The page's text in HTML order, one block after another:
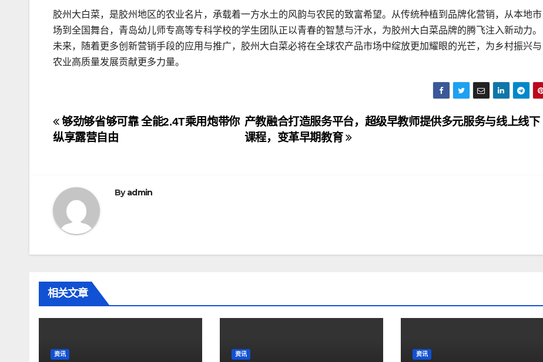
胶州大白菜，是胶州地区的农业名片，承载着一方水土的风韵与农民的致富希望。从传统种植到品牌化营销，从本地市
场到全国舞台，青岛幼儿师专高等专科学校的学生团队正以青春的智慧与汗水，为胶州大白菜品牌的腾飞注入新动力。
未来，随着更多创新营销手段的应用与推广，胶州大白菜必将在全球农产品市场中绽放更加耀眼的光芒，为乡村振兴与
农业高质量发展贡献更多力量。
文
章
航
产教融合打造服务平台，超级早教师提供多元服务与线上线下
课程，变革早期教育
够劲够省够可靠 全能2.4T乘用炮带你
纵享露营自由
Byadmin
相关文章
资讯 资讯 资讯